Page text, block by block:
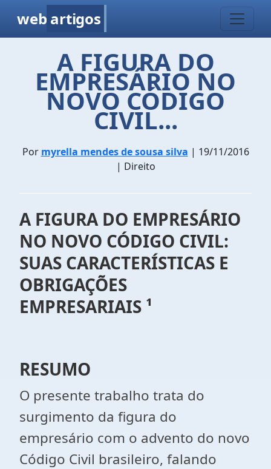
web artigos
A FIGURA DO
EMPRESÁRIO NO
NOVO CÓDIGO
CIVIL...
Por myrella mendes de sousa silva | 19/11/2016
| Direito
A FIGURA DO EMPRESÁRIO
NO NOVO CÓDIGO CIVIL:
SUAS CARACTERÍSTICAS E
OBRIGAÇÕES
EMPRESARIAIS ¹
RESUMO
O presente trabalho trata do
surgimento da figura do
empresário com o advento do novo
Código Civil brasileiro, falando